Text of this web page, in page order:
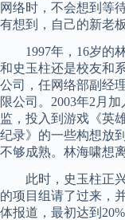
网络时，不会想到等
有想到，自己的新老
1997年，16岁的林
和史玉柱还是校友和
公司，任网络部副经
限公司。2003年2月
监，投入到游戏《英
纪录》的一些构想放
不够成熟。林海啸想
此时，史玉柱正兴
的项目组请了过来，
体报道，最初达到